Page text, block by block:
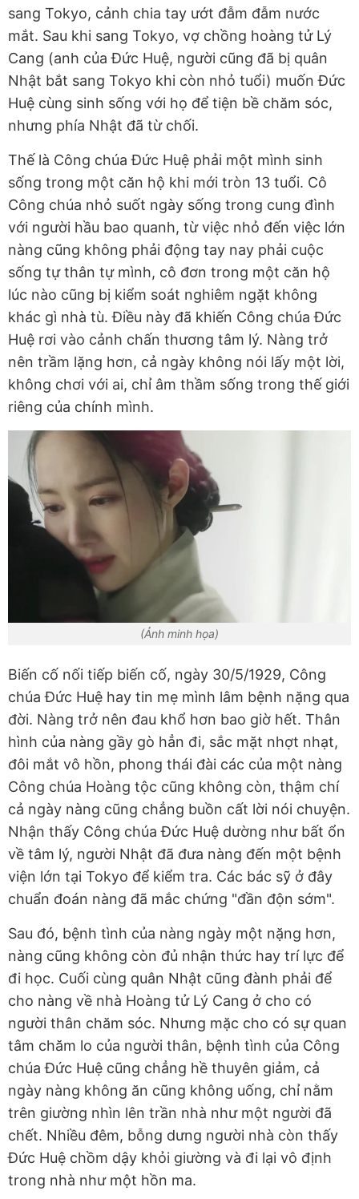
sang Tokyo, cảnh chia tay ướt đẫm đẫm nước
mắt. Sau khi sang Tokyo, vợ chồng hoàng tử Lý
Cang (anh của Đức Huệ, người cũng đã bị quân
Nhật bắt sang Tokyo khi còn nhỏ tuổi) muốn Đức
Huệ cùng sinh sống với họ để tiện bề chăm sóc,
nhưng phía Nhật đã từ chối.
Thế là Công chúa Đức Huệ phải một mình sinh
sống trong một căn hộ khi mới tròn 13 tuổi. Cô
Công chúa nhỏ suốt ngày sống trong cung đình
với người hầu bao quanh, từ việc nhỏ đến việc lớn
nàng cũng không phải động tay nay phải cuộc
sống tự thân tự mình, cô đơn trong một căn hộ
lúc nào cũng bị kiểm soát nghiêm ngặt không
khác gì nhà tù. Điều này đã khiến Công chúa Đức
Huệ rơi vào cảnh chấn thương tâm lý. Nàng trở
nên trầm lặng hơn, cả ngày không nói lấy một lời,
không chơi với ai, chỉ âm thầm sống trong thế giới
riêng của chính mình.
(Ảnh minh họa)
Biến cố nối tiếp biến cố, ngày 30/5/1929, Công
chúa Đức Huệ hay tin mẹ mình lâm bệnh nặng qua
đời. Nàng trở nên đau khổ hơn bao giờ hết. Thân
hình của nàng gầy gò hẳn đi, sắc mặt nhợt nhạt,
đôi mắt vô hồn, phong thái đài các của một nàng
Công chúa Hoàng tộc cũng không còn, thậm chí
cả ngày nàng cũng chẳng buồn cất lời nói chuyện.
Nhận thấy Công chúa Đức Huệ dường như bất ổn
về tâm lý, người Nhật đã đưa nàng đến một bệnh
viện lớn tại Tokyo để kiểm tra. Các bác sỹ ở đây
chuẩn đoán nàng đã mắc chứng "đần độn sớm".
Sau đó, bệnh tình của nàng ngày một nặng hơn,
nàng cũng không còn đủ nhận thức hay trí lực để
đi học. Cuối cùng quân Nhật cũng đành phải để
cho nàng về nhà Hoàng tử Lý Cang ở cho có
người thân chăm sóc. Nhưng mặc cho có sự quan
tâm chăm lo của người thân, bệnh tình của Công
chúa Đức Huệ cũng chẳng hề thuyên giảm, cả
ngày nàng không ăn cũng không uống, chỉ nằm
trên giường nhìn lên trần nhà như một người đã
chết. Nhiều đêm, bỗng dưng người nhà còn thấy
Đức Huệ chồm dậy khỏi giường và đi lại vô định
trong nhà như một hồn ma.